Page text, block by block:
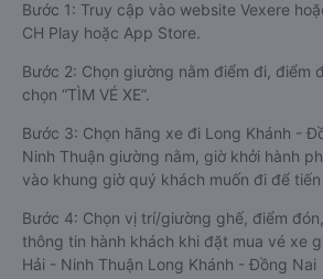
Bước 1: Truy cập vào website Vexere
CH Play hoặc App Store.
Bước 2: Chọn giường nằm điểm đi, điểm
chọn “TÌM VÉ XE”.
Bước 3: Chọn hãng xe đi Long Khánh -
Ninh Thuận giường nằm, giờ khởi hành
vào khung giờ quý khách muốn đi để
Bước 4: Chọn vị trí/giường ghế, điểm
thông tin hành khách khi đặt mua vé xe
Hải - Ninh Thuận Long Khánh - Đồng Nai